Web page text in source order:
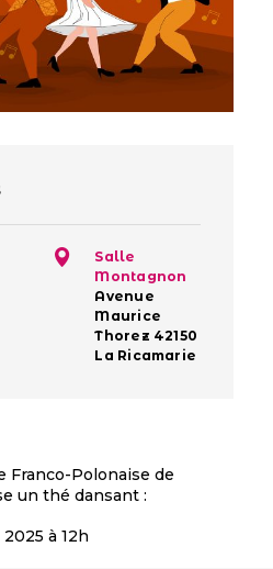
Salle
Montagnon
Avenue
Maurice
Thorez 42150
La Ricamarie
Franco-Polonaise de
un thé dansant :
à 12h